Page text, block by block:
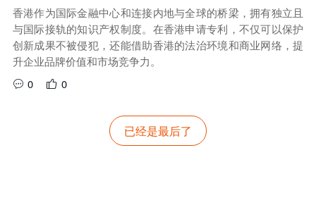
香港作为国际金融中心和连接内地与全球的桥梁，拥有独立且
与国际接轨的知识产权制度。在香港申请专利，不仅可以保护
创新成果不被侵犯，还能借助香港的法治环境和商业网络，提
升企业品牌价值和市场竞争力。
0
0
已经是最后了